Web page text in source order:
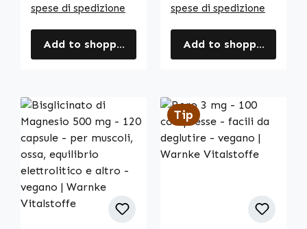
spese di spedizione
Add to shopping cart
spese di spedizione
Add to shopping cart
Tip